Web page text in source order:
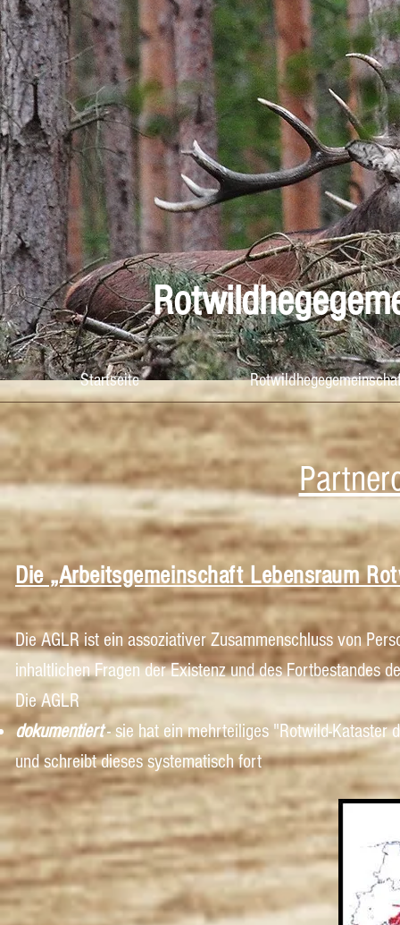
Startseite
Startseite
Die „Arbeitsgemeinschaft Lebensraum
Die AGLR ist ein assoziativer Zusammenschluss von
inhaltlichen Fragen der Existenz und des Fortbestandes
Die AGLR
dokumentiert- sie hat ein mehrteiliges "Rotwild-Kataster
und schreibt dieses systematisch fort